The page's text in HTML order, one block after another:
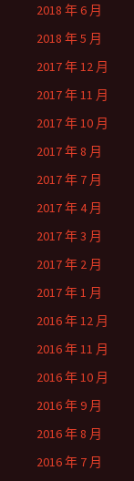
2018 年 6 月
2018 年 5 月
2017 年 12 月
2017 年 11 月
2017 年 10 月
2017 年 8 月
2017 年 7 月
2017 年 4 月
2017 年 3 月
2017 年 2 月
2017 年 1 月
2016 年 12 月
2016 年 11 月
2016 年 10 月
2016 年 9 月
2016 年 8 月
2016 年 7 月